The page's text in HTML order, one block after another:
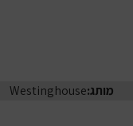
מותג:Westinghouse